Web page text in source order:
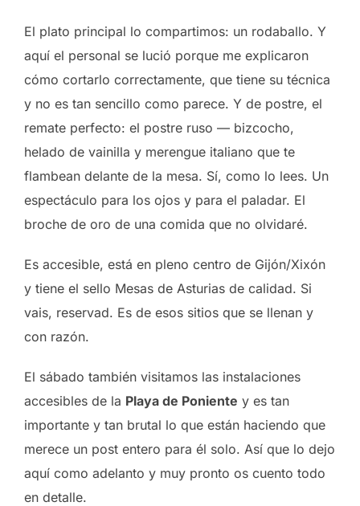
El plato principal lo compartimos: un rodaballo. Y
aquí el personal se lució porque me explicaron
cómo cortarlo correctamente, que tiene su técnica
y no es tan sencillo como parece. Y de postre, el
remate perfecto: el postre ruso — bizcocho,
helado de vainilla y merengue italiano que te
flambean delante de la mesa. Sí, como lo lees. Un
espectáculo para los ojos y para el paladar. El
broche de oro de una comida que no olvidaré.
Es accesible, está en pleno centro de Gijón/Xixón
y tiene el sello Mesas de Asturias de calidad. Si
vais, reservad. Es de esos sitios que se llenan y
con razón.
El sábado también visitamos las instalaciones
accesibles de la Playa de Poniente y es tan
importante y tan brutal lo que están haciendo que
merece un post entero para él solo. Así que lo dejo
aquí como adelanto y muy pronto os cuento todo
en detalle.